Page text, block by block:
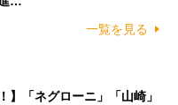
一覧を見る
】「ネグローニ」「山崎」